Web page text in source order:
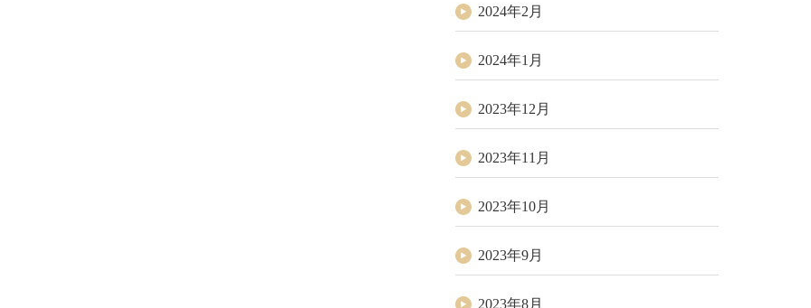
2024年2月
2024年1月
2023年12月
2023年11月
2023年10月
2023年9月
2023年8月